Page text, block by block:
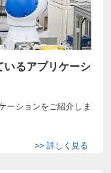
いるアプリケーシ
ーションをご紹介しま